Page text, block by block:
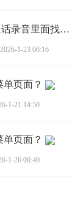
[BUG]请求修复moto edge s30在通话录音里面找不到对微信通话进行录音的选项开关的bug的bug
1-23 06:16
页面？
1-21 14:50
页面？
1-26 00:40